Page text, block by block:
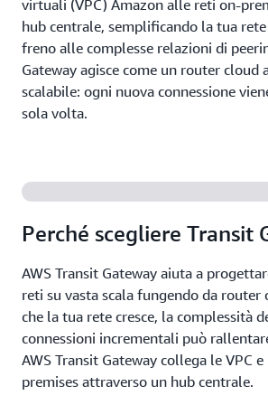
virtuali (VPC) Amazon alle reti on-
hub centrale, semplificando la tua
freno alle complesse relazioni di
Gateway agisce come un router cloud
scalabile: ogni nuova connessione
sola volta.
Perché scegliere Transit
AWS Transit Gateway aiuta a
reti su vasta scala fungendo da router
che la tua rete cresce, la complessità
connessioni incrementali può
AWS Transit Gateway collega le VPC
premises attraverso un hub centrale.